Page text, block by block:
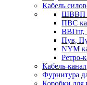
Кабель
ШВВП
ПВС
ВВГнг,
Пув,
NYM
Ретро-
Кабель-канал
Фурнитура